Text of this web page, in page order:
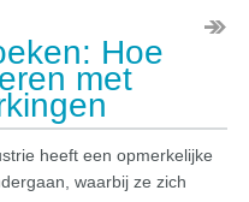
Hoe
met
heeft een opmerkelijke
waarbij ze zich